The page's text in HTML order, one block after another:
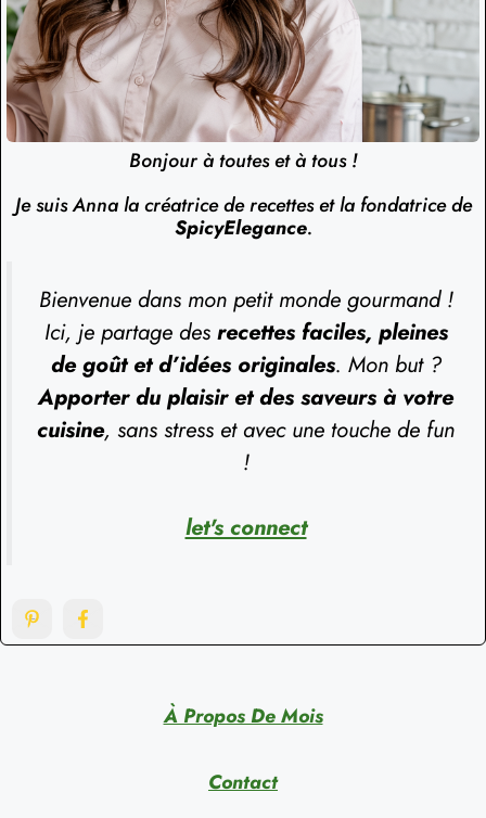
Bonjour à toutes et à tous !
Je suis Anna la créatrice de recettes et la fondatrice de
SpicyElegance.
Bienvenue dans mon petit monde gourmand !
Ici, je partage des recettes faciles, pleines
de goût et d’idées originales. Mon but ?
Apporter du plaisir et des saveurs à votre
cuisine, sans stress et avec une touche de fun
!
let's connect
À Propos De Mois
Contact